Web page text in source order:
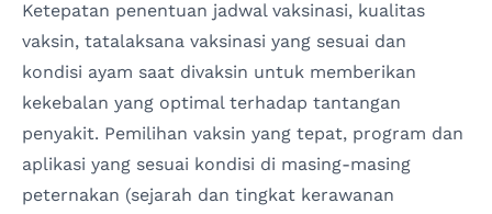
Ketepatan penentuan jadwal vaksinasi, kualitas
vaksin, tatalaksana vaksinasi yang sesuai dan
kondisi ayam saat divaksin untuk memberikan
kekebalan yang optimal terhadap tantangan
penyakit. Pemilihan vaksin yang tepat, program dan
aplikasi yang sesuai kondisi di masing-masing
peternakan (sejarah dan tingkat kerawanan